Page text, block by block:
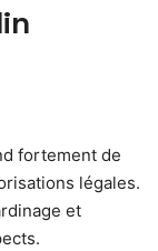
fortement de
légales.
et